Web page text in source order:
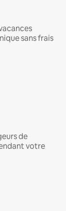
sans frais
de
votre